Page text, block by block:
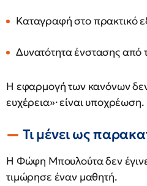
Καταγραφή στο πρακτικό
Δυνατότητα ένστασης από
Η εφαρμογή των κανόνων δεν
ευχέρεια»· είναι υποχρέωση.
Τι μένει ως
Η Φώφη Μπουλούτα δεν
τιμώρησε έναν μαθητή.